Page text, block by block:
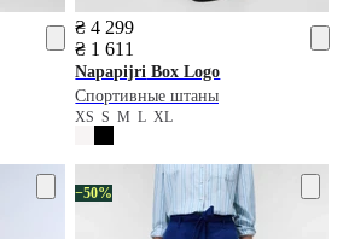
₴ 4 299
₴ 1 611
Napapijri Box Logo
Спортивные штаны
XSSMLXL
−50%